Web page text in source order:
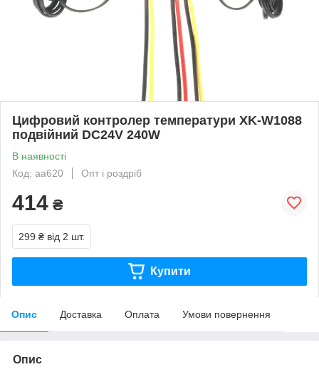
Цифровий контролер температури XK-W1088
подвійний DC24V 240W
В наявності
Код: aa620
Опт і роздріб
414 ₴
299 ₴ від 2 шт.
Купити
Опис Доставка Оплата Умови повернення
Опис